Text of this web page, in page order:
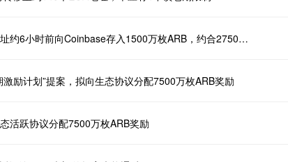
Arbitrum基金会多签地址约6小时前向Coinbase存入1500万枚ARB，约合2750万美元
励计划”提案，拟向生态协议分配7500万枚ARB奖励
活跃协议分配7500万枚ARB奖励